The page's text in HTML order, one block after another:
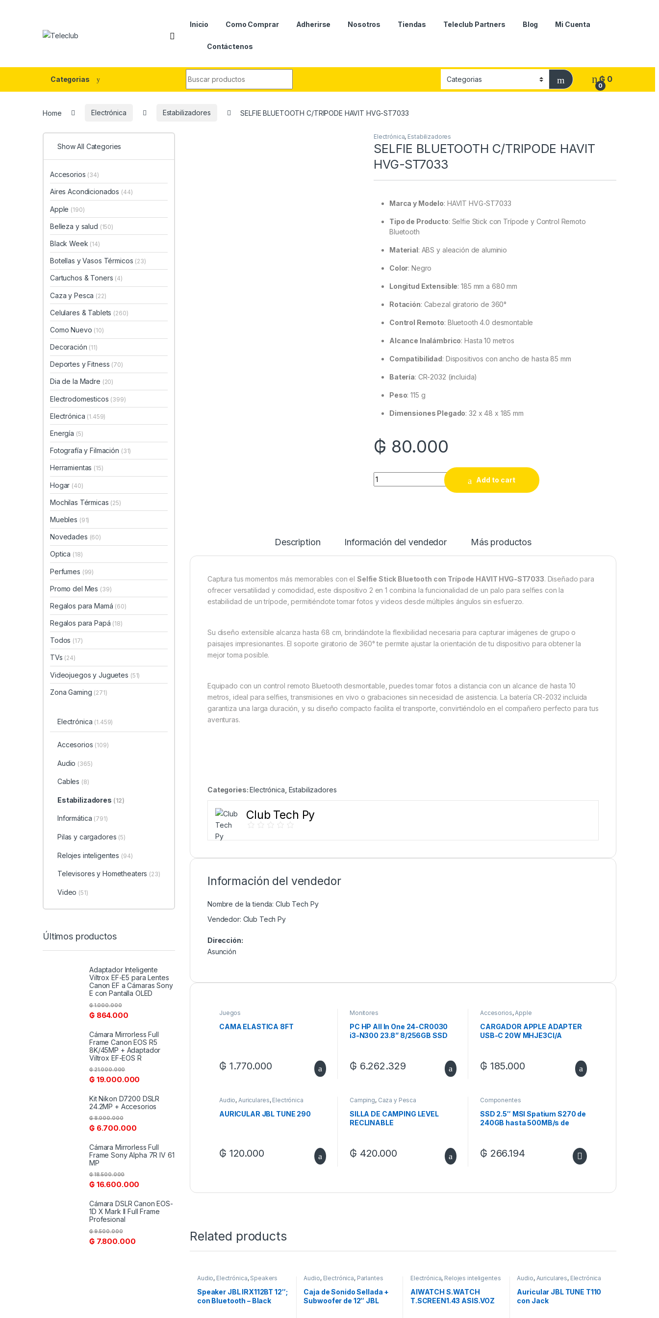
Inicio Como Comprar Adherirse Nosotros Tiendas Teleclub Partners Blog Mi Cuenta
Contáctenos
Categorias
0
₲ 0
Home Electrónica Estabilizadores SELFIE BLUETOOTH C/TRIPODE HAVIT HVG-ST7033
Electrónica, Estabilizadores
SELFIE BLUETOOTH C/TRIPODE HAVIT
HVG-ST7033
Marca y Modelo: HAVIT HVG-ST7033
Tipo de Producto: Selfie Stick con Trípode y Control Remoto
Bluetooth
Material: ABS y aleación de aluminio
Color:Negro
Longitud Extensible:185 mm a 680 mm
Rotación: Cabezal giratorio de 360°
Control Remoto: Bluetooth 4.0 desmontable
Alcance Inalámbrico:Hasta 10 metros
Compatibilidad: Dispositivos con ancho de hasta 85 mm
Batería: CR-2032 (incluida)
Peso:115 g
Dimensiones Plegado:32 x 48 x 185 mm
₲ 80.000
Quantity
Add to cart
Description Información del vendedor Más productos
Captura tus momentos más memorables con el Selfie Stick Bluetooth con Trípode HAVIT HVG-ST7033. Diseñado para
ofrecer versatilidad y comodidad, este dispositivo 2 en 1 combina la funcionalidad de un palo para selfies con la
estabilidad de un trípode, permitiéndote tomar fotos y videos desde múltiples ángulos sin esfuerzo.
Su diseño extensible alcanza hasta 68 cm, brindándote la flexibilidad necesaria para capturar imágenes de grupo o
paisajes impresionantes. El soporte giratorio de 360° te permite ajustar la orientación de tu dispositivo para obtener la
mejor toma posible.
Equipado con un control remoto Bluetooth desmontable, puedes tomar fotos a distancia con un alcance de hasta 10
metros, ideal para selfies, transmisiones en vivo o grabaciones sin necesidad de asistencia. La batería CR-2032 incluida
garantiza una larga duración, y su diseño compacto facilita el transporte, convirtiéndolo en el compañero perfecto para tus
aventuras.
Categories:Electrónica Estabilizadores
Club Tech Py
Información del vendedor
Nombre de la tienda: Club Tech Py
Vendedor: Club Tech Py
Dirección:
Asunción
Juegos
CAMA ELASTICA 8FT
₲ 1.770.000
Monitores
PC HP All In One 24-CR0030
i3-N300 23.8” 8/256GB SSD
₲ 6.262.329
Accesorios, Apple
CARGADOR APPLE ADAPTER
USB-C 20W MHJE3CI/A
₲ 185.000
Audio,Auriculares, Electrónica
AURICULAR JBL TUNE 290
₲ 120.000
Camping, Caza y Pesca
SILLA DE CAMPING LEVEL
RECLINABLE
₲ 420.000
Componentes
SSD 2.5″ MSI Spatium S270 de
240GB hasta 500MB/s de
₲ 266.194
Related products
Audio, Electrónica, Speakers
Speaker JBL IRX112BT 12″;
con Bluetooth – Black
Audio, Electrónica, Parlantes
Caja de Sonido Sellada +
Subwoofer de 12″ JBL
Electrónica, Relojes inteligentes
AIWATCH S.WATCH
T.SCREEN1.43 ASIS.VOZ
Audio, Auriculares, Electrónica
Auricular JBL TUNE T110
con Jack
Show All Categories
Accesorios (34)
Aires Acondicionados (44)
Apple (190)
Belleza y salud (150)
Black Week (14)
Botellas y Vasos Térmicos (23)
Cartuchos & Toners (4)
Caza y Pesca (22)
Celulares & Tablets (260)
Como Nuevo (10)
Decoración (11)
Deportes y Fitness (70)
Dia de la Madre (20)
Electrodomesticos (399)
Electrónica (1.459)
Energía (5)
Fotografía y Filmación (31)
Herramientas (15)
Hogar (40)
Mochilas Térmicas (25)
Muebles (91)
Novedades (60)
Optica (18)
Perfumes (99)
Promo del Mes (39)
Regalos para Mamá (60)
Regalos para Papá (18)
Todos (17)
TVs (24)
Videojuegos y Juguetes (51)
Zona Gaming (271)
Electrónica (1.459)
Accesorios (109)
Audio (365)
Cables (8)
Estabilizadores (12)
Informática (791)
Pilas y cargadores (5)
Relojes inteligentes (94)
Televisores y Hometheaters (23)
Video (51)
Últimos productos
Adaptador Inteligente
Viltrox EF-E5 para Lentes
Canon EF a Cámaras Sony
E con Pantalla OLED
₲864.000
₲1.000.000
Cámara Mirrorless Full
Frame Canon EOS R5
8K/45MP + Adaptador
Viltrox EF-EOS R
₲19.000.000
₲21.000.000
Kit Nikon D7200 DSLR
24.2MP + Accesorios
₲6.700.000
₲8.000.000
Cámara Mirrorless Full
Frame Sony Alpha 7R IV 61
MP
₲16.600.000
₲18.500.000
Cámara DSLR Canon EOS-
1D X Mark II Full Frame
Profesional
₲7.800.000
₲9.500.000